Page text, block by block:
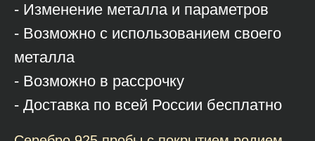
- Изменение металла и параметров
- Возможно с использованием своего
металла
- Возможно в рассрочку
- Доставка по всей России бесплатно